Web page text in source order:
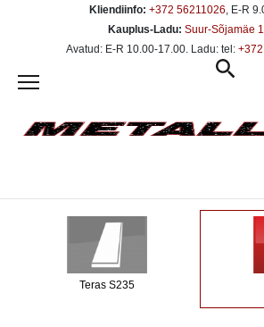
Kliendiinfo: +372 56211026, E-R
Kauplus-Ladu: Suur-Sõjamäe
Avatud: E-R 10.00-17.00. Ladu: tel:
Teras S235